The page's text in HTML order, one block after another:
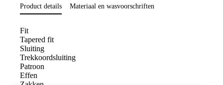
Product details Materiaal en wasvoorschriften
Fit
Tapered fit
Sluiting
Trekkoordsluiting
Patroon
Effen